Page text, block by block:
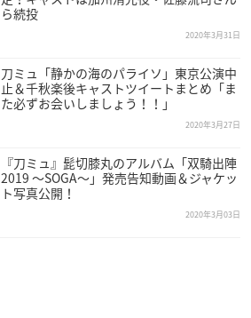
ら続投
2020年3月31日
刀ミュ「静かの海のパライソ」東京公演中
止＆千秋楽後キャストツイートまとめ「ま
た必ずお会いしましょう！！」
2020年3月27日
『刀ミュ』髭切膝丸のアルバム「双騎出陣
2019 ～SOGA～」発売告知動画＆ジャケッ
ト写真公開！
2020年3月03日